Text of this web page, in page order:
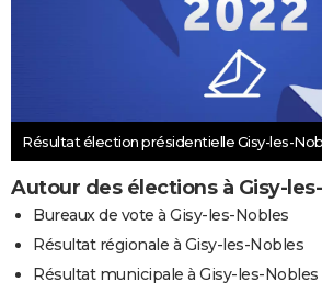
Résultat élection présidentielle Gisy-les-
Autour des élections à Gisy-
Bureaux de vote à Gisy-les-Nobles
Résultat régionale à Gisy-les-Nobles
Résultat municipale à Gisy-les-Nobles